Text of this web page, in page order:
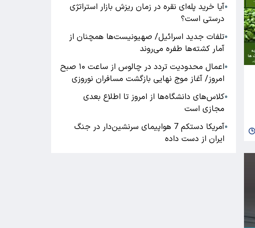
●آیا خرید پله‌ای نقره در زمان ریزش بازار استراتژی
درستی است؟
●تلفات جدید اسرائیل/ صهیونیست‌ها همچنان از
آمار کشته‌ها طفره می‌روند
●
اعمال محدودیت تردد در چالوس از ساعت ۱۰ صبح
امروز/ آغاز موج نهایی بازگشت مسافران نوروزی
●کلاس‌های دانشگاه‌ها از امروز تا اطلاع بعدی
مجازی است
●
آمریکا دستکم 7 هواپیمای سرنشین‌دار در جنگ
ایران از دست داده